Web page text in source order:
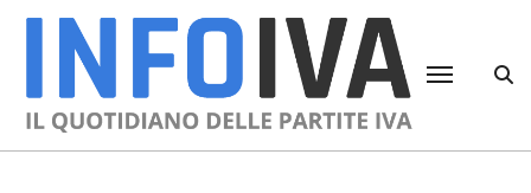
Skip